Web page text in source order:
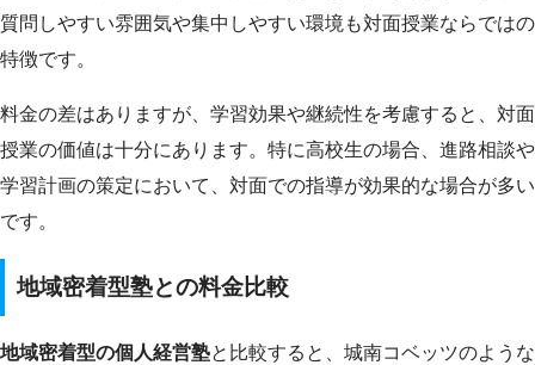
質問しやすい雰囲気や集中しやすい環境も対面授業ならではの
特徴です。
料金の差はありますが、学習効果や継続性を考慮すると、対面
授業の価値は十分にあります。特に高校生の場合、進路相談や
学習計画の策定において、対面での指導が効果的な場合が多い
です。
地域密着型塾との料金比較
地域密着型の個人経営塾と比較すると、城南コベッツのような